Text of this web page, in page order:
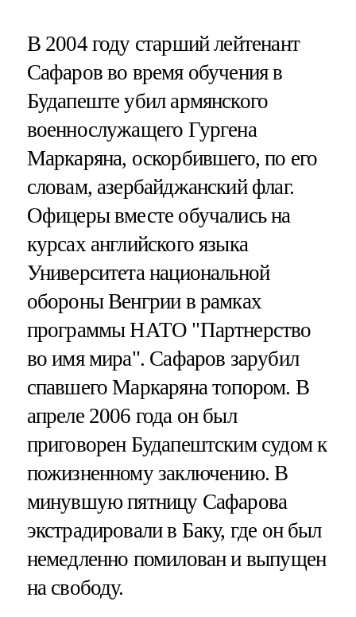
В 2004 году старший лейтенант
Сафаров во время обучения в
Будапеште убил армянского
военнослужащего Гургена
Маркаряна, оскорбившего, по его
словам, азербайджанский флаг.
Офицеры вместе обучались на
курсах английского языка
Университета национальной
обороны Венгрии в рамках
программы НАТО "Партнерство
во имя мира". Сафаров зарубил
спавшего Маркаряна топором. В
апреле 2006 года он был
приговорен Будапештским судом к
пожизненному заключению. В
минувшую пятницу Сафарова
экстрадировали в Баку, где он был
немедленно помилован и выпущен
на свободу.